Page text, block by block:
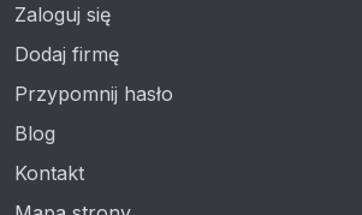
Zaloguj się
Dodaj firmę
Przypomnij hasło
Blog
Kontakt